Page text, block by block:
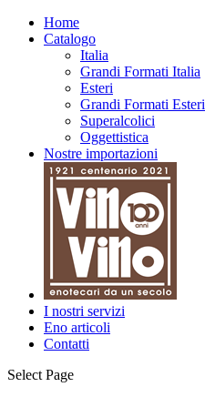
Home
Catalogo
Italia
Grandi Formati Italia
Esteri
Grandi Formati Esteri
Superalcolici
Oggettistica
Nostre importazioni
I nostri servizi
Eno articoli
Contatti
Select Page